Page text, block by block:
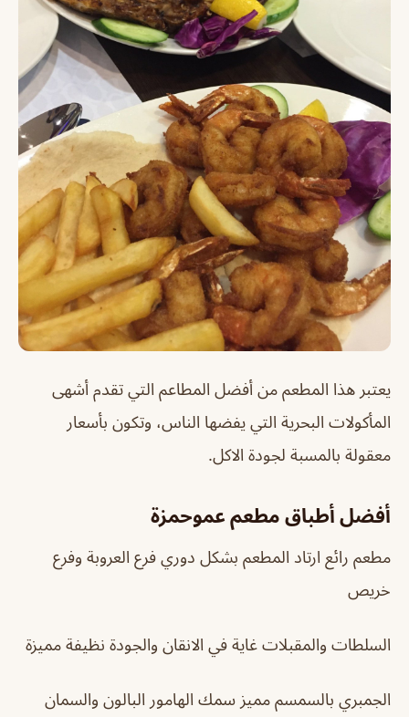
يعتبر هذا المطعم من أفضل المطاعم التي تقدم أشهى
المأكولات البحرية التي يفضها الناس، وتكون بأسعار
معقولة بالمسبة لجودة الاكل.
أفضل أطباق مطعم عموحمزة
مطعم رائع ارتاد المطعم بشكل دوري فرع العروبة وفرع
خريص
السلطات والمقبلات غاية في الانقان والجودة نظيفة مميزة
الجمبري بالسمسم مميز سمك الهامور البالون والسمان